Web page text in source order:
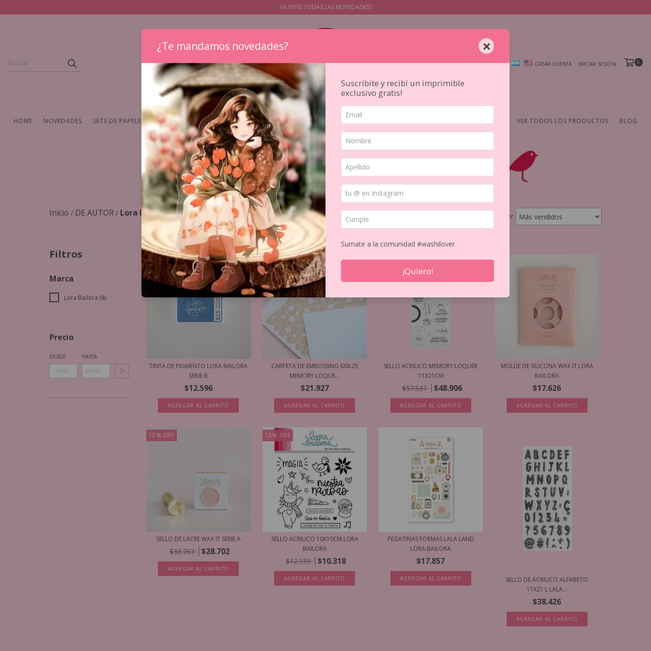
YA VISTE TODAS LAS NOVEDADES?
CREAR CUENTA INICIAR SESIÓN 0
HOME NOVEDADES SETS DE PAPELERIA WASHIS Y CINTAS STICKERS PAPELES SELLOS PAPELERIA JAPONESA DE AUTOR VER TODOS LOS PRODUCTOS BLOG
Inicio / DE AUTOR / Lora Bailora Ordenar por
Filtros
Marca
Lora Bailora (8)
Precio
DESDE HASTA
TINTA DE PIGMENTO LORA BAILORA
SERIE B
$12.596
AGREGAR AL CARRITO
CARPETA DE EMBOSSING 6X8.25
MEMORY LOQUE...
$21.927
AGREGAR AL CARRITO
15%OFF
SELLO ACRILICO MEMORY LOQUER
11X21CM
$57.537 $48.906
AGREGAR AL CARRITO
MOLDE DE SILICONA WAX IT LORA
BAILORA
$17.626
15% OFF
SELLO DE LACRE WAX IT SERIE A
$33.767 $28.702
AGREGAR AL CARRITO
15% OFF
SELLO ACRILICO 10X10CM LORA
BAILORA
$12.139 $10.318
AGREGAR AL CARRITO
PEGATINAS FORMAS LALA LAND
LORA BAILORA
$17.857
SELLO DE ACRILICO ALFABETO
11X21 L LALA...
$38.426
¿Te mandamos novedades? ×
Suscribite y recibí un imprimible
exclusivo gratis!
Sumate a la comunidad #washilover
¡Quiero!